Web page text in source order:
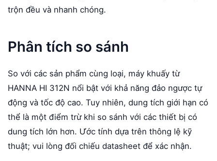
trộn đều và nhanh chóng.
Phân tích so sánh
So với các sản phẩm cùng loại, máy khuấy từ
HANNA HI 312N nổi bật với khả năng đảo ngược tự
động và tốc độ cao. Tuy nhiên, dung tích giới hạn có
thể là một điểm trừ khi so sánh với các thiết bị có
dung tích lớn hơn. Ước tính dựa trên thông lệ kỹ
thuật; vui lòng đối chiếu datasheet để xác nhận.